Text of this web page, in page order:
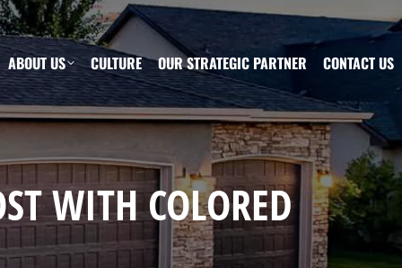
ABOUT US CULTURE OUR STRATEGIC PARTNER CONTACT US
WITH COLORED